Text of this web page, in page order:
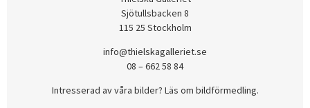
Sjötullsbacken 8
115 25 Stockholm
info@thielskagalleriet.se
08 – 662 58 84
Intresserad av våra bilder? Läs om bildförmedling.